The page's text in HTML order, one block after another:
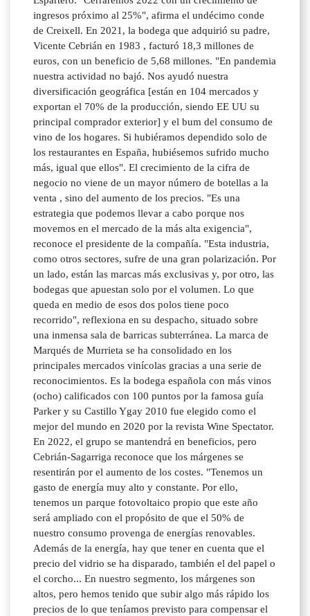
ingresos próximo al 25%", afirma el undécimo conde
de Creixell. En 2021, la bodega que adquirió su padre,
Vicente Cebrián en 1983 , facturó 18,3 millones de
euros, con un beneficio de 5,68 millones. "En pandemia
nuestra actividad no bajó. Nos ayudó nuestra
diversificación geográfica [están en 104 mercados y
exportan el 70% de la producción, siendo EE UU su
principal comprador exterior] y el bum del consumo de
vino de los hogares. Si hubiéramos dependido solo de
los restaurantes en España, hubiésemos sufrido mucho
más, igual que ellos". El crecimiento de la cifra de
negocio no viene de un mayor número de botellas a la
venta , sino del aumento de los precios. "Es una
estrategia que podemos llevar a cabo porque nos
movemos en el mercado de la más alta exigencia",
reconoce el presidente de la compañía. "Esta industria,
como otros sectores, sufre de una gran polarización. Por
un lado, están las marcas más exclusivas y, por otro, las
bodegas que apuestan solo por el volumen. Lo que
queda en medio de esos dos polos tiene poco
recorrido", reflexiona en su despacho, situado sobre
una inmensa sala de barricas subterránea. La marca de
Marqués de Murrieta se ha consolidado en los
principales mercados vinícolas gracias a una serie de
reconocimientos. Es la bodega española con más vinos
(ocho) calificados con 100 puntos por la famosa guía
Parker y su Castillo Ygay 2010 fue elegido como el
mejor del mundo en 2020 por la revista Wine Spectator.
En 2022, el grupo se mantendrá en beneficios, pero
Cebrián-Sagarriga reconoce que los márgenes se
resentirán por el aumento de los costes. "Tenemos un
gasto de energía muy alto y constante. Por ello,
tenemos un parque fotovoltaico propio que este año
será ampliado con el propósito de que el 50% de
nuestro consumo provenga de energías renovables.
Además de la energía, hay que tener en cuenta que el
precio del vidrio se ha disparado, también el del papel o
el corcho... En nuestro segmento, los márgenes son
altos, pero hemos tenido que subir algo más rápido los
precios de lo que teníamos previsto para compensar el